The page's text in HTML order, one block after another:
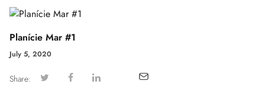
Planície Mar #1
July 5, 2020
Share: